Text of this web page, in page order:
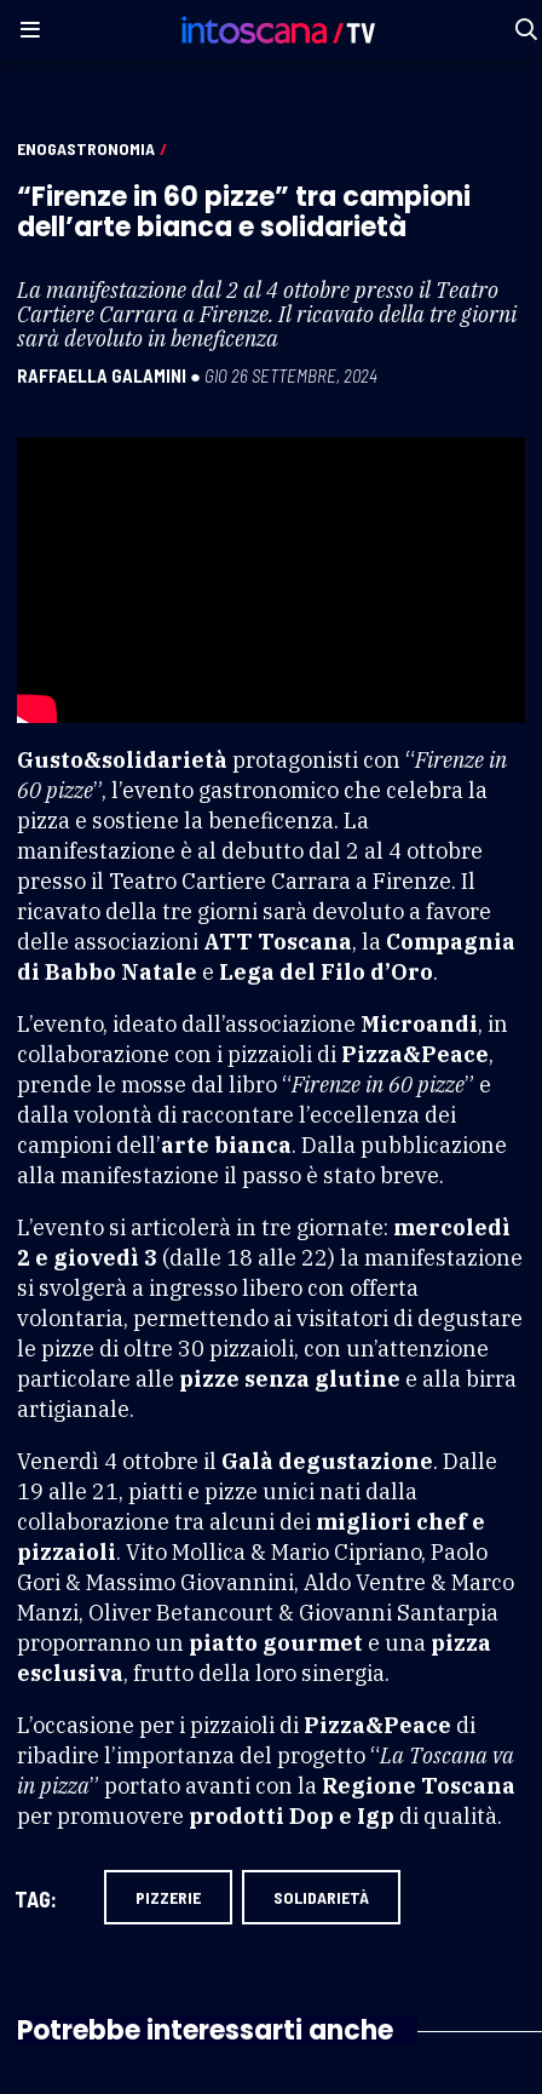
ENOGASTRONOMIA /
“Firenze in 60 pizze” tra campioni
dell’arte bianca e solidarietà
La manifestazione dal 2 al 4 ottobre presso il Teatro
Cartiere Carrara a Firenze. Il ricavato della tre giorni
sarà devoluto in beneficenza
RAFFAELLA GALAMINI ● GIO 26 SETTEMBRE, 2024
Gusto&solidarietà protagonisti con “Firenze in
60 pizze”, l’evento gastronomico che celebra la
pizza e sostiene la beneficenza. La
manifestazione è al debutto dal 2 al 4 ottobre
presso il Teatro Cartiere Carrara a Firenze. Il
ricavato della tre giorni sarà devoluto a favore
delle associazioni ATT Toscana, la Compagnia
di Babbo Natale e Lega del Filo d’Oro.
L’evento, ideato dall’associazione Microandi, in
collaborazione con i pizzaioli di Pizza&Peace,
prende le mosse dal libro “Firenze in 60 pizze” e
dalla volontà di raccontare l’eccellenza dei
campioni dell’arte bianca. Dalla pubblicazione
alla manifestazione il passo è stato breve.
L’evento si articolerà in tre giornate: mercoledì
2 e giovedì 3 (dalle 18 alle 22) la manifestazione
si svolgerà a ingresso libero con offerta
volontaria, permettendo ai visitatori di degustare
le pizze di oltre 30 pizzaioli, con un’attenzione
particolare alle pizze senza glutine e alla birra
artigianale.
Venerdì 4 ottobre il Galà degustazione. Dalle
19 alle 21, piatti e pizze unici nati dalla
collaborazione tra alcuni dei migliori chef e
pizzaioli. Vito Mollica & Mario Cipriano, Paolo
Gori & Massimo Giovannini, Aldo Ventre & Marco
Manzi, Oliver Betancourt & Giovanni Santarpia
proporranno un piatto gourmet e una pizza
esclusiva, frutto della loro sinergia.
L’occasione per i pizzaioli di Pizza&Peace di
ribadire l’importanza del progetto “La Toscana va
in pizza” portato avanti con la Regione Toscana
per promuovere prodotti Dop e Igp di qualità.
TAG: PIZZERIE SOLIDARIETÀ
Potrebbe interessarti anche